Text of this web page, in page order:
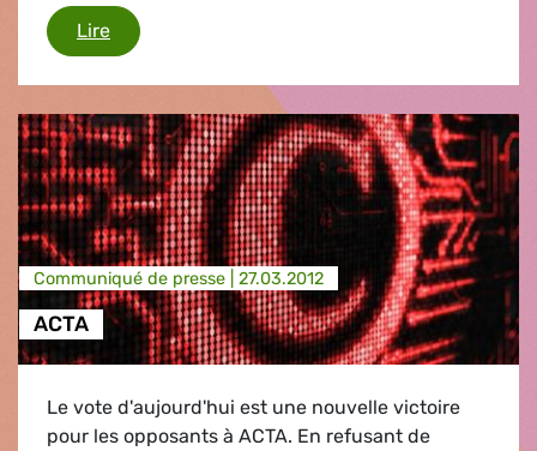
LireProcessus de paix au Pays Basque
Communiqué de presse | 27.03.2012
ACTA
Le vote d'aujourd'hui est une nouvelle victoire
pour les opposants à ACTA. En refusant de